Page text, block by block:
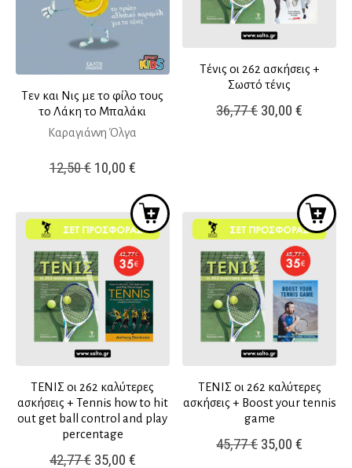
Τεν και Νις με το φίλο τους
το Λάκη το Μπαλάκι
Καραγιάννη Όλγα
12,50€ Original
12,50 €.
10,00 €Η
τιμή
είναι:
10,00 €.
Τένις οι 262 ασκήσεις +
Σωστό τένις
36,77€ Original
30,00€
30,00 €.
ΤΕΝΙΣ οι 262 καλύτερες
ασκήσεις + Tennis how to hit
out get ball control and play
percentage
42,77€ Original
35,00 €Η
ΤΕΝΙΣ οι 262 καλύτερες
ασκήσεις + Boost your tennis
game
45,77€ Original
35,00€